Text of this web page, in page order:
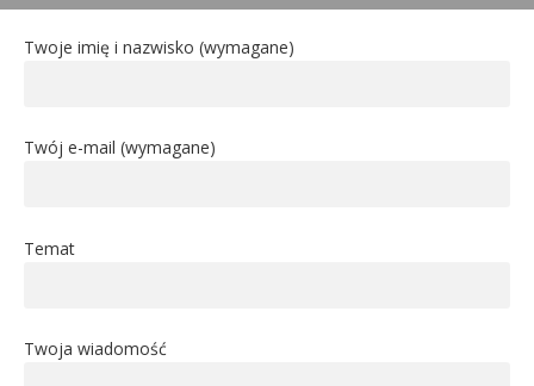
Twoje imię i nazwisko (wymagane)
Twój e-mail (wymagane)
Temat
Twoja wiadomość